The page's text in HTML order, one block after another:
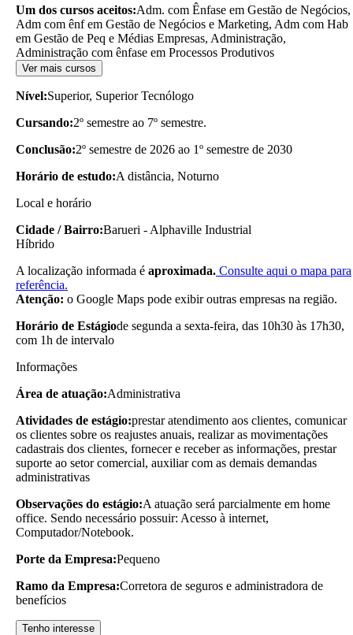
Um dos cursos aceitos:Adm. com Ênfase em Gestão de Negócios,
Adm com ênf em Gestão de Negócios e Marketing, Adm com Hab
em Gestão de Peq e Médias Empresas, Administração,
Administração com ênfase em Processos Produtivos
Ver mais cursos
Nível:Superior, Superior Tecnólogo
Cursando:2º semestre ao 7º semestre.
Conclusão:2º semestre de 2026 ao 1º semestre de 2030
Horário de estudo:A distância, Noturno
Local e horário
Cidade / Bairro:Barueri - Alphaville Industrial
Híbrido
A localização informada é aproximada. Consulte aqui o mapa para
referência.
Atenção: o Google Maps pode exibir outras empresas na região.
Horário de Estágiode segunda a sexta-feira, das 10h30 às 17h30,
com 1h de intervalo
Informações
Área de atuação:Administrativa
Atividades de estágio:prestar atendimento aos clientes, comunicar
os clientes sobre os reajustes anuais, realizar as movimentações
cadastrais dos clientes, fornecer e receber as informações, prestar
suporte ao setor comercial, auxiliar com as demais demandas
administrativas
Observações do estágio:A atuação será parcialmente em home
office. Sendo necessário possuir: Acesso à internet,
Computador/Notebook.
Porte da Empresa:Pequeno
Ramo da Empresa:Corretora de seguros e administradora de
benefícios
Tenho interesse